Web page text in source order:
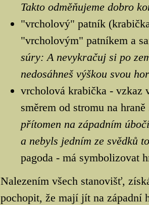
Takto odměňujeme dobro
"vrcholový" patník
"vrcholovým" patníkem a
súry: A nevykračuj si po
nedosáhneš výškou svou
vrcholová krabička - vzkaz
směrem od stromu na
přítomen na západním
a nebyls jedním ze svědků
pagoda - má symbolizovat
Nalezením všech stanovišť,
pochopit, že mají jít na západní